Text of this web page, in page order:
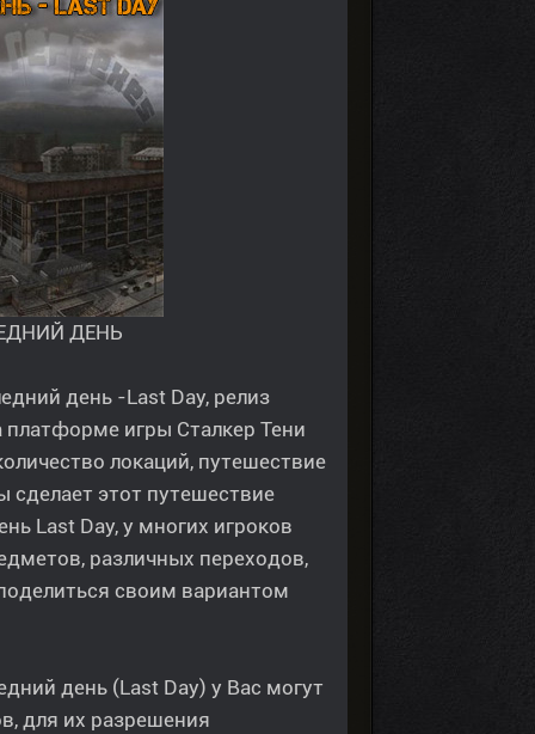
ДЕНЬ
день -Last Day, релиз
платформе игры Сталкер Тени
локаций, путешествие
этот путешествие
Last Day, у многих игроков
различных переходов,
своим вариантом
день (Last Day) у Вас могут
для их разрешения